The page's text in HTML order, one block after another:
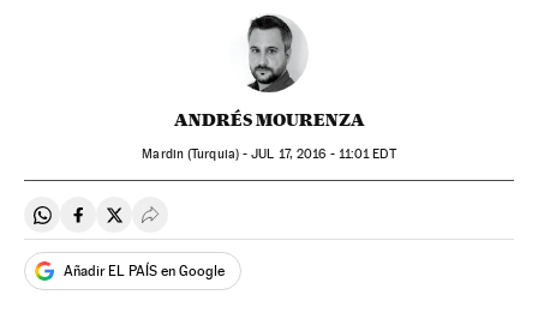
ANDRÉS MOURENZA
Mardin (Turquia) -JUL 17, 2016 - 11:01EDT
Compartir en Whatsapp
Compartir en Facebook
Compartir en Twitter
Desplegar Redes Sociales
Añadir EL PAÍS en Google